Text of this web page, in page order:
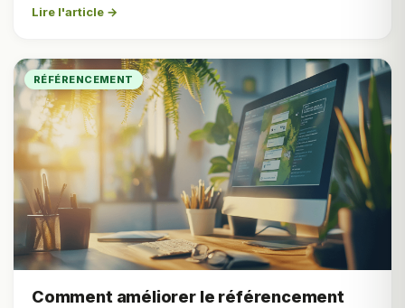
Lire l'article →
RÉFÉRENCEMENT
Comment améliorer le référencement